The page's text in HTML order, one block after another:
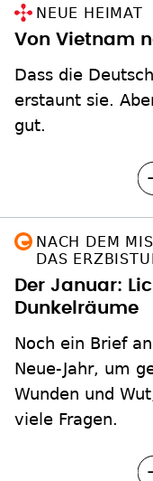
NEUE HEIMAT
Von Vietnam
Dass die
erstaunt sie.
gut.
NACH DEM
DAS
Der Januar:
Dunkelräume
Noch ein Brief
Neue-Jahr, um
Wunden und
viele Fragen.